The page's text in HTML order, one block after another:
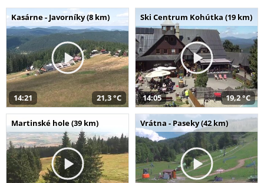
Kasárne - Javorníky (8 km)
14:21 21,3 °C
Ski Centrum Kohútka (19 km)
14:05 19,2 °C
Martinské hole (39 km) Vrátna - Paseky (42 km)